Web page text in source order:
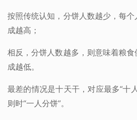
按照传统认知，分饼人数越少，每
成越高；
相反，分饼人数越多，则意味着粮
成越低。
最差的情况是十天干，对应最多“十
则时“一人分饼”。